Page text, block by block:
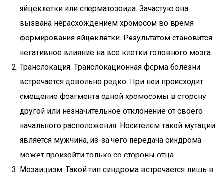
яйцеклетки или сперматозоида. Зачастую она
вызвана нерасхождением хромосом во время
формирования яйцеклетки. Результатом становится
негативное влияние на все клетки головного мозга.
Транслокация. Транслокационная форма болезни
встречается довольно редко. При ней происходит
смещение фрагмента одной хромосомы в сторону
другой или незначительное отклонение от своего
начального расположения. Носителем такой мутации
является мужчина, из-за чего передача синдрома
может произойти только со стороны отца.
Мозаицизм. Такой тип синдрома встречается лишь в